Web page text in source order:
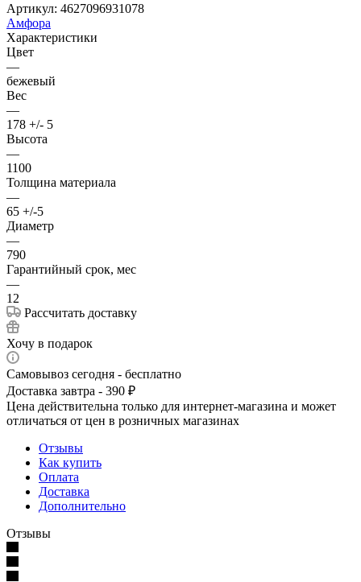
Артикул: 4627096931078
Амфора
Характеристики
Цвет
—
бежевый
Вес
—
178 +/- 5
Высота
—
1100
Толщина материала
—
65 +/-5
Диаметр
—
790
Гарантийный срок, мес
—
12
Рассчитать доставку
Хочу в подарок
Самовывоз сегодня - бесплатно
Доставка завтра - 390 ₽
Цена действительна только для интернет-магазина и может
отличаться от цен в розничных магазинах
Отзывы
Как купить
Оплата
Доставка
Дополнительно
Отзывы